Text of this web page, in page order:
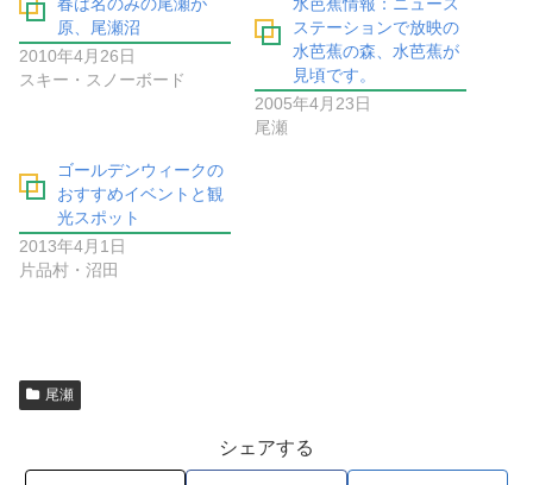
原、尾瀬沼
2010年4月26日
スキー・スノーボード
ステーションで放映の
水芭蕉の森、水芭蕉が
見頃です。
2005年4月23日
尾瀬
ゴールデンウィークの
おすすめイベントと観
光スポット
2013年4月1日
片品村・沼田
尾瀬
シェアする